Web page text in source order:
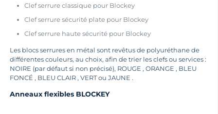
Clef serrure classique pour Blockey
Clef serrure sécurité plate pour Blockey
Clef serrure haute sécurité pour Blockey
Les blocs serrures en métal sont revêtus de polyuréthane de
différentes couleurs, au choix, afin de trier les clefs ou services :
NOIRE (par défaut si non précisé), ROUGE , ORANGE , BLEU
FONCÉ , BLEU CLAIR , VERT ou JAUNE .
Anneaux flexibles BLOCKEY